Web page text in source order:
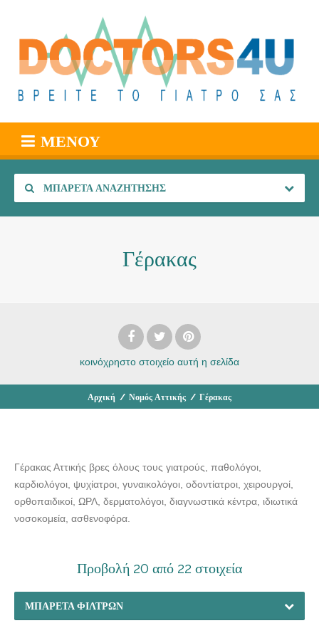
ΜΕΝΟΎ
ΜΠΑΡΈΤΑ ΑΝΑΖΉΤΗΣΗΣ
Γέρακας
κοινόχρηστο στοιχείο αυτή η σελίδα
Αρχική / Νομός Αττικής / Γέρακας
Γέρακας Αττικής βρες όλους τους γιατρούς, παθολόγοι,
καρδιολόγοι, ψυχίατροι, γυναικολόγοι, οδοντίατροι, χειρουργοί,
ορθοπαιδικοί, ΩΡΛ, δερματολόγοι, διαγνωστικά κέντρα, ιδιωτικά
νοσοκομεία, ασθενοφόρα.
Προβολή 20 από 22 στοιχεία
ΜΠΑΡΈΤΑ ΦΊΛΤΡΩΝ